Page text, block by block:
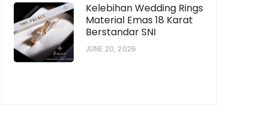
Kelebihan Wedding Rings
Material Emas 18 Karat
Berstandar SNI
JUNE 20, 2026